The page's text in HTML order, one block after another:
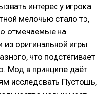
интерес у игрока
мелочью стало то,
отмечаемые на
из оригинальной игры
что подстёгивает
Мод в принципе даёт
исследовать Пустошь,